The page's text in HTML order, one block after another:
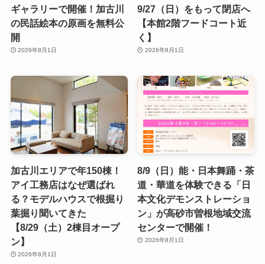
ギャラリーで開催！加古川
の民話絵本の原画を無料公
開
2026年8月1日
9/27（日）をもって閉店へ
【本館2階フードコート近
く】
2026年8月1日
加古川エリアで年150棟！
アイ工務店はなぜ選ばれ
る？モデルハウスで根掘り
葉掘り聞いてきた
【8/29（土）2棟目オープ
ン】
2026年8月1日
8/9（日）能・日本舞踊・茶
道・華道を体験できる「日
本文化デモンストレーショ
ン」が高砂市曽根地域交流
センターで開催！
2026年8月1日